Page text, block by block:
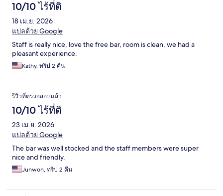
10/10 ไร้ที่ติ
18 เม.ย. 2026
แปลด้วย Google
Staff is really nice, love the free bar, room is clean, we had a
pleasant experience.
Kathy, ทริป 2 คืน
รีวิวที่ตรวจสอบแล้ว
10/10 ไร้ที่ติ
23 เม.ย. 2026
แปลด้วย Google
The bar was well stocked and the staff members were super
nice and friendly.
Junwon, ทริป 2 คืน